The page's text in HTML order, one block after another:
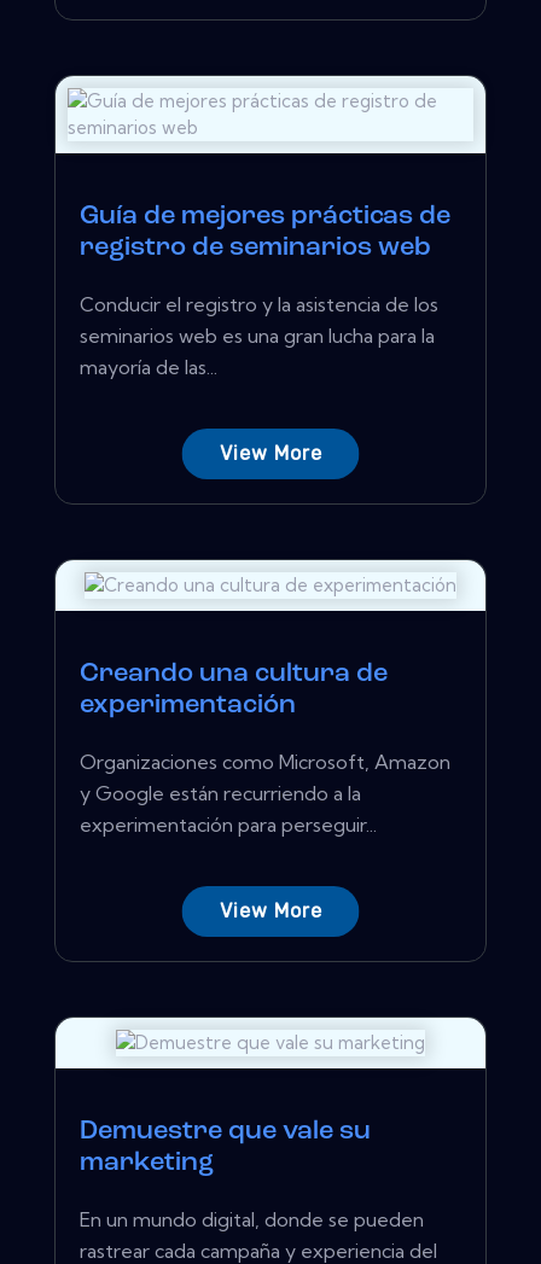
Guía de mejores prácticas de
registro de seminarios web
Conducir el registro y la asistencia de los
seminarios web es una gran lucha para la
mayoría de las...
View More
Creando una cultura de
experimentación
Organizaciones como Microsoft, Amazon
y Google están recurriendo a la
experimentación para perseguir...
View More
Demuestre que vale su
marketing
En un mundo digital, donde se pueden
rastrear cada campaña y experiencia del